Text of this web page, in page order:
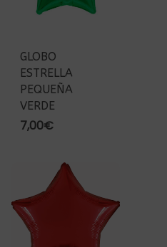
GLOBO
ESTRELLA
PEQUEÑA
VERDE
7,00€